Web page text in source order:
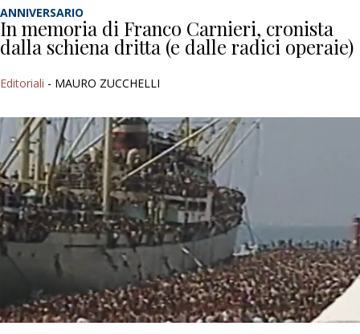
ANNIVERSARIO
In memoria di Franco Carnieri, cronista
dalla schiena dritta (e dalle radici operaie)
Editoriali - MAURO ZUCCHELLI